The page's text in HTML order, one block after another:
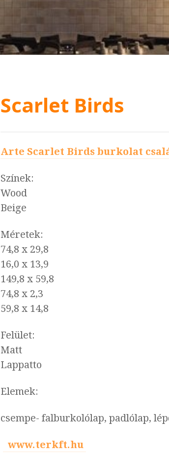
Scarlet Birds
Arte Scarlet Birds burkolat
Színek:
Wood
Beige
Méretek:
74,8 x 29,8
16,0 x 13,9
149,8 x 59,8
74,8 x 2,3
59,8 x 14,8
Felület:
Matt
Lappatto
Elemek:
csempe- falburkolólap, padlólap,
www.terkft.hu